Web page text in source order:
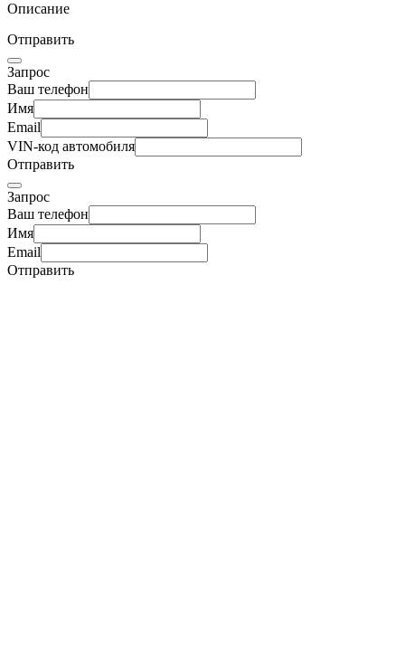
Описание
Отправить
Запрос
Ваш телефон
Имя
Email
VIN-код автомобиля
Отправить
Запрос
Ваш телефон
Имя
Email
Отправить